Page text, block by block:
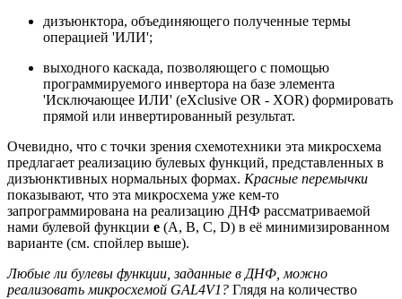
дизъюнктора, объединяющего полученные термы
операцией 'ИЛИ';
выходного каскада, позволяющего с помощью
программируемого инвертора на базе элемента
'Исключающее ИЛИ' (eXclusive OR - XOR) формировать
прямой или инвертированный результат.
Очевидно, что с точки зрения схемотехники эта микросхема
предлагает реализацию булевых функций, представленных в
дизъюнктивных нормальных формах. Красные перемычки
показывают, что эта микросхема уже кем-то
запрограммирована на реализацию ДНФ рассматриваемой
нами булевой функции e (A, B, C, D) в её минимизированном
варианте (см. спойлер выше).
Любые ли булевы функции, заданные в ДНФ, можно
реализовать микросхемой GAL4V1? Глядя на количество